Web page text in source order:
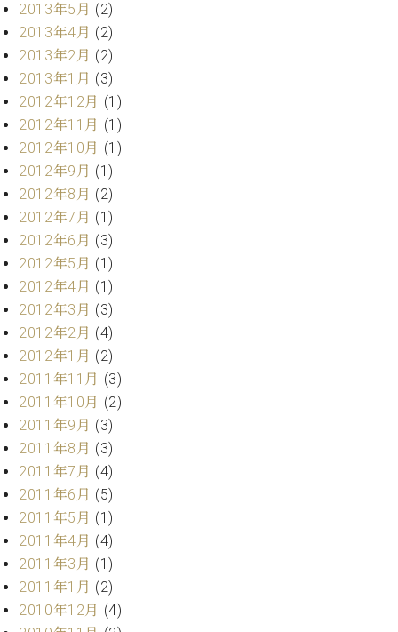
2013年5月 (2)
2013年4月 (2)
2013年2月 (2)
2013年1月 (3)
2012年12月 (1)
2012年11月 (1)
2012年10月 (1)
2012年9月 (1)
2012年8月 (2)
2012年7月 (1)
2012年6月 (3)
2012年5月 (1)
2012年4月 (1)
2012年3月 (3)
2012年2月 (4)
2012年1月 (2)
2011年11月 (3)
2011年10月 (2)
2011年9月 (3)
2011年8月 (3)
2011年7月 (4)
2011年6月 (5)
2011年5月 (1)
2011年4月 (4)
2011年3月 (1)
2011年1月 (2)
2010年12月 (4)